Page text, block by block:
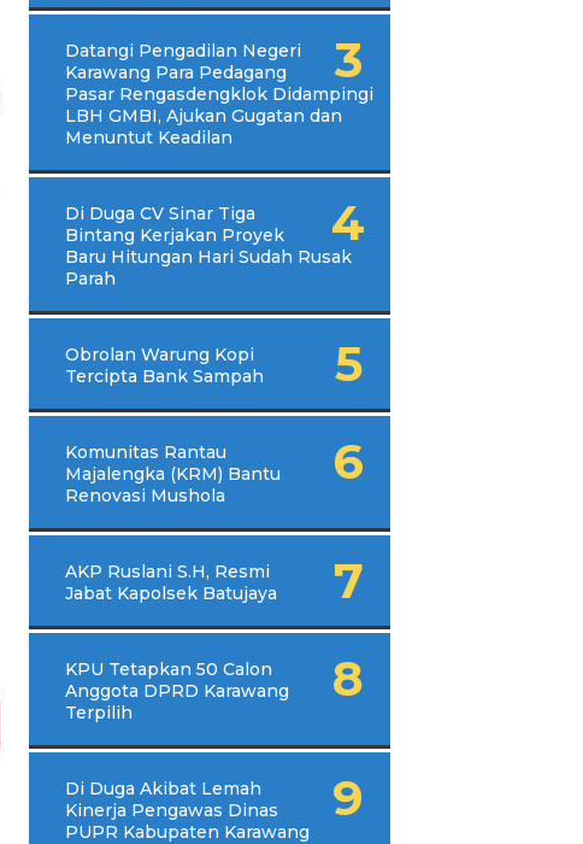
Datangi Pengadilan Negeri
Karawang Para Pedagang
Pasar Rengasdengklok Didampingi
LBH GMBI, Ajukan Gugatan dan
Menuntut Keadilan
Di Duga CV Sinar Tiga
Bintang Kerjakan Proyek
Baru Hitungan Hari Sudah Rusak
Parah
Obrolan Warung Kopi
Tercipta Bank Sampah
Komunitas Rantau
Majalengka (KRM) Bantu
Renovasi Mushola
AKP Ruslani S.H, Resmi
Jabat Kapolsek Batujaya
KPU Tetapkan 50 Calon
Anggota DPRD Karawang
Terpilih
Di Duga Akibat Lemah
Kinerja Pengawas Dinas
PUPR Kabupaten Karawang